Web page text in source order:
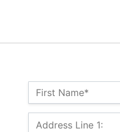
Name:*
First Name*
Billing Address
Address Line 1: